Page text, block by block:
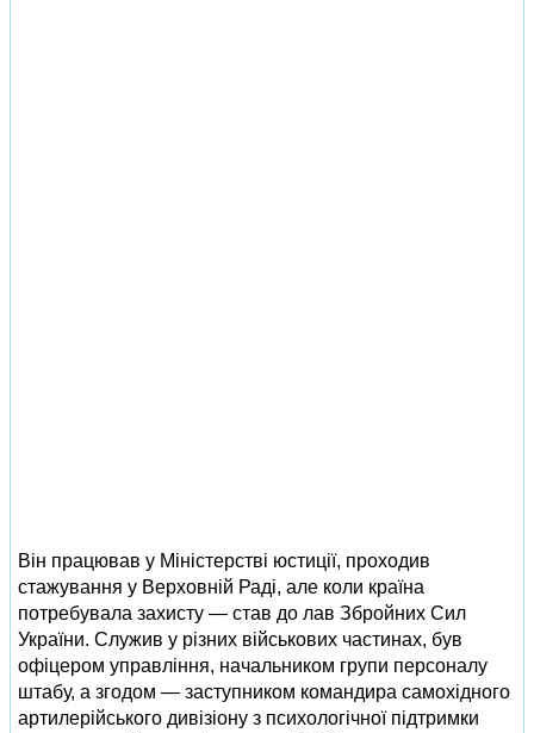
Він працював у Міністерстві юстиції, проходив
стажування у Верховній Раді, але коли країна
потребувала захисту — став до лав Збройних Сил
України. Служив у різних військових частинах, був
офіцером управління, начальником групи персоналу
штабу, а згодом — заступником командира самохідного
артилерійського дивізіону з психологічної підтримки